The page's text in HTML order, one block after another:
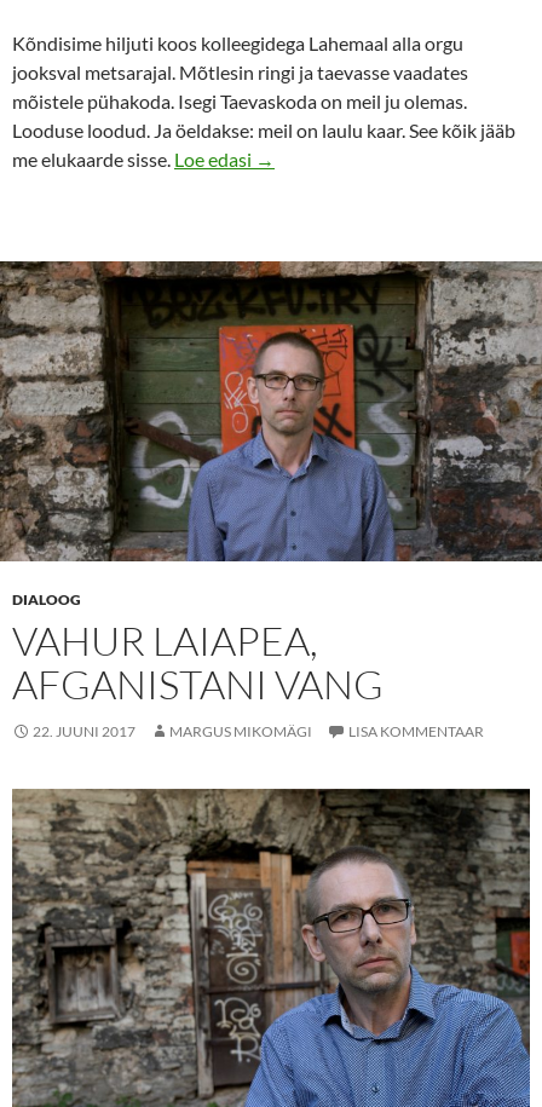
Kõndisime hiljuti koos kolleegidega Lahemaal alla orgu
jooksval metsarajal. Mõtlesin ringi ja taevasse vaadates
mõistele pühakoda. Isegi Taevaskoda on meil ju olemas.
Looduse loodud. Ja öeldakse: meil on laulu kaar. See kõik jääb
me elukaarde sisse. Loe edasi Laulupidu jääb!
→
DIALOOG
VAHUR LAIAPEA,
AFGANISTANI VANG
22. JUUNI 2017 MARGUS MIKOMÄGI LISA KOMMENTAAR